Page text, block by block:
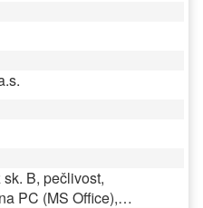
B, pečlivost,
PC (MS Office),…